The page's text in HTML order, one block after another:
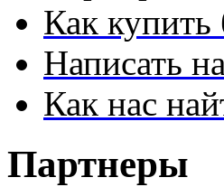
Как купить
Написать
Как нас
Партнеры